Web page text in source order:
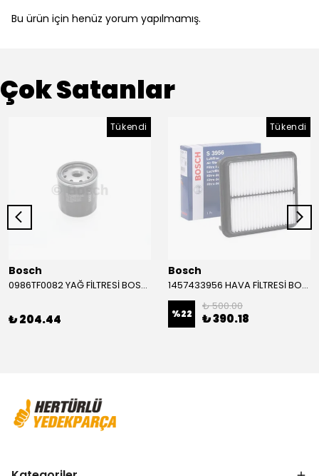
Bu ürün için henüz yorum yapılmamış.
Çok Satanlar
Tükendi
Bosch
0986TF0082 YAĞ FİLTRESİ BOSCH
₺ 204.44
Tükendi
Bosch
1457433956 HAVA FİLTRESİ BOSCH
%22
₺ 500.00
₺ 390.18